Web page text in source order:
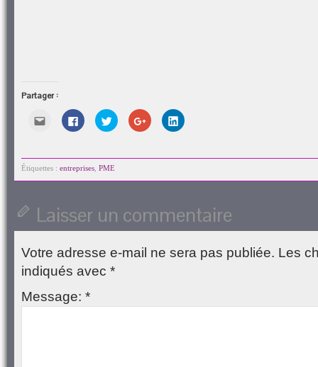
Partager :
Cliquez
pour
envoyer
mail
à
nouvelle
fenêtre)
Cliquez
pour
partager
dans
une
Cliquez
pour
partager
dans
une
Cliquez
pour
partager
(ouvre
Cliquez
pour
dans
Étiquettes : entreprises PME
Laisser un commentaire
Votre adresse e-mail ne sera pas publiée. Les
indiqués avec *
Message: *